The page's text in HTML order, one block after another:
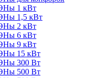
1 кВт
1,5 кВт
2 кВт
6 кВт
9 кВт
15 кВт
300 Вт
500 Вт